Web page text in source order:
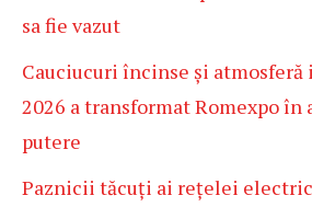
sa fie vazut
Cauciucuri încinse și atmosferă
2026 a transformat Romexpo în
putere
Paznicii tăcuți ai rețelei